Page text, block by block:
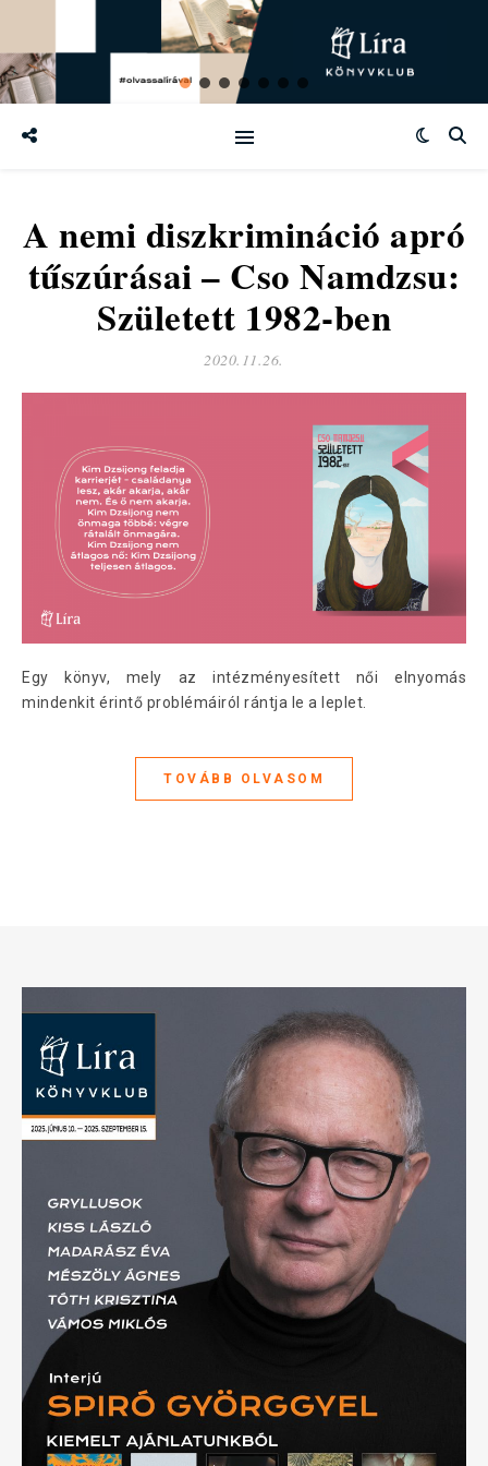
A nemi diszkrimináció apró
tűszúrásai – Cso Namdzsu:
Született 1982-ben
2020.11.26.
Egy könyv, mely az intézményesített női elnyomás
mindenkit érintő problémáiról rántja le a leplet.
TOVÁBB OLVASOM